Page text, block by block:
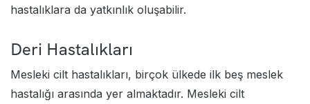
hastalıklara da yatkınlık oluşabilir.
Deri Hastalıkları
Mesleki cilt hastalıkları, birçok ülkede ilk beş meslek
hastalığı arasında yer almaktadır. Mesleki cilt